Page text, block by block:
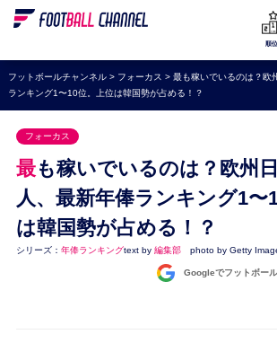
WEリーグ
海外サッカー
プレミアリーグ
ラ・リーガ
セリエA
ブンデスリーガ
UEFA
ナショナルチーム
順
フットボールチャンネル> フォーカス > 最も稼いでいるのは？欧
ランキング1〜10位。上位は韓国勢が占める！？
フォーカス
最も稼いでいるのは？欧州日本人VS韓国
人、最新年俸ランキング1〜
は韓国勢が占める！？
シリーズ： 年俸ランキングtext by 編集部 photo by Getty
Googleでフットボー